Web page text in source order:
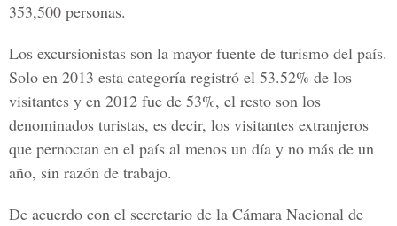
353,500 personas.
Los excursionistas son la mayor fuente de turismo del país.
Solo en 2013 esta categoría registró el 53.52% de los
visitantes y en 2012 fue de 53%, el resto son los
denominados turistas, es decir, los visitantes extranjeros
que pernoctan en el país al menos un día y no más de un
año, sin razón de trabajo.
De acuerdo con el secretario de la Cámara Nacional de